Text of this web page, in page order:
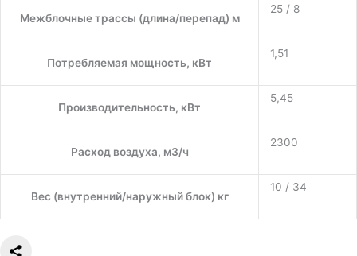
Межблочные трассы (длина/перепад) м
25 / 8
Потребляемая мощность, кВт
1,51
Производительность, кВт
5,45
Расход воздуха, м3/ч
2300
Вес (внутренний/наружный блок) кг
10 / 34